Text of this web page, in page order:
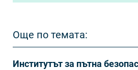
Още по темата:
Институтът за пътна